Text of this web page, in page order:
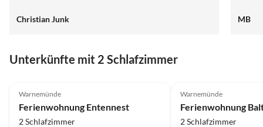
Christian Junk
MB
Unterkünfte mit 2 Schlafzimmer
Warnemünde
Ferienwohnung Entennest
2 Schlafzimmer
Warnemünde
2 Schlafzimmer